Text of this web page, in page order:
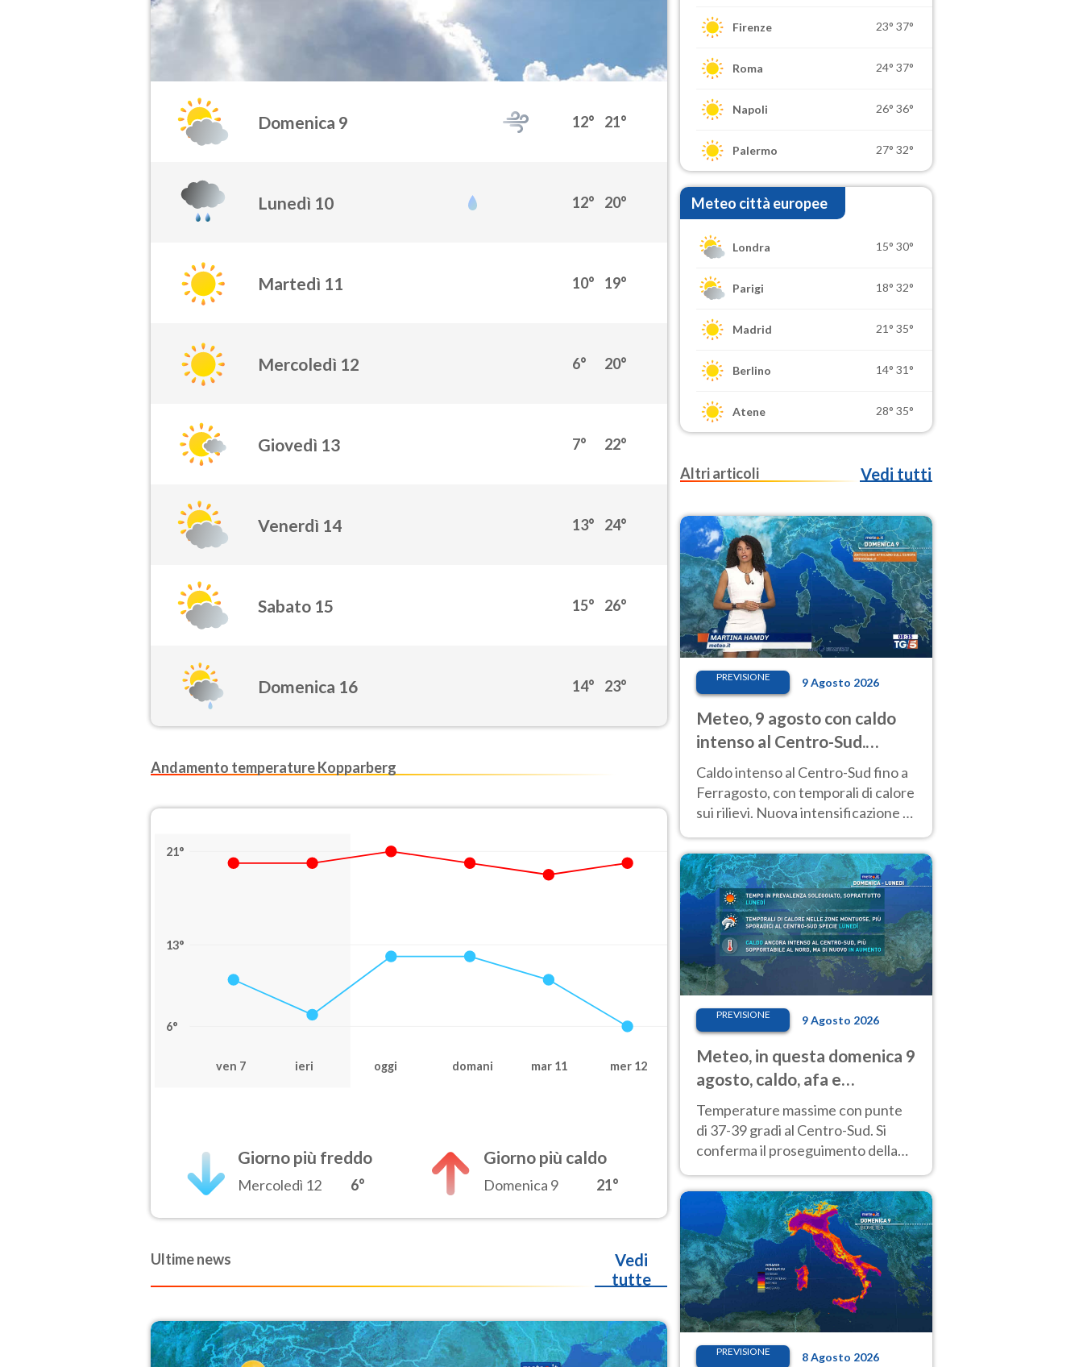
Domenica 9 12° 21°
Lunedì 10 12° 20°
Martedì 11 10° 19°
Mercoledì 12 6° 20°
Giovedì 13 7° 22°
Venerdì 14 13° 24°
Sabato 15 15° 26°
Domenica 16 14° 23°
Andamento temperature Kopparberg
21°
13°
6°
ven 7 ieri oggi domani mar 11 mer 12
Giorno più freddo
Mercoledì 12 6°
Giorno più caldo
Domenica 9 21°
Ultime news
Vedi
tutte
Firenze 23° 37°
Roma 24° 37°
Napoli 26° 36°
Palermo 27° 32°
Meteo città europee
Londra 15° 30°
Parigi 18° 32°
Madrid 21° 35°
Berlino 14° 31°
Atene 28° 35°
Altri articoli Vedi tutti
PREVISIONE 9 Agosto 2026
Meteo, 9 agosto con caldo
intenso al Centro-Sud.
Temporali sui rilievi
Caldo intenso al Centro-Sud fino a
Ferragosto, con temporali di calore
sui rilievi. Nuova intensificazione la
verso i 40 °C.
PREVISIONE 9 Agosto 2026
Meteo, in questa domenica 9
agosto, caldo, afa e
temporali di calore
Temperature massime con punte
di 37-39 gradi al Centro-Sud. Si
conferma il proseguimento della
weekend di Ferragosto
PREVISIONE 8 Agosto 2026